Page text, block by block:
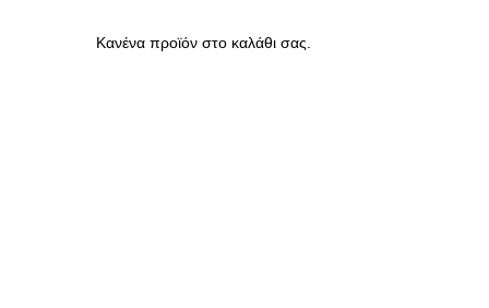
Κανένα προϊόν στο καλάθι σας.